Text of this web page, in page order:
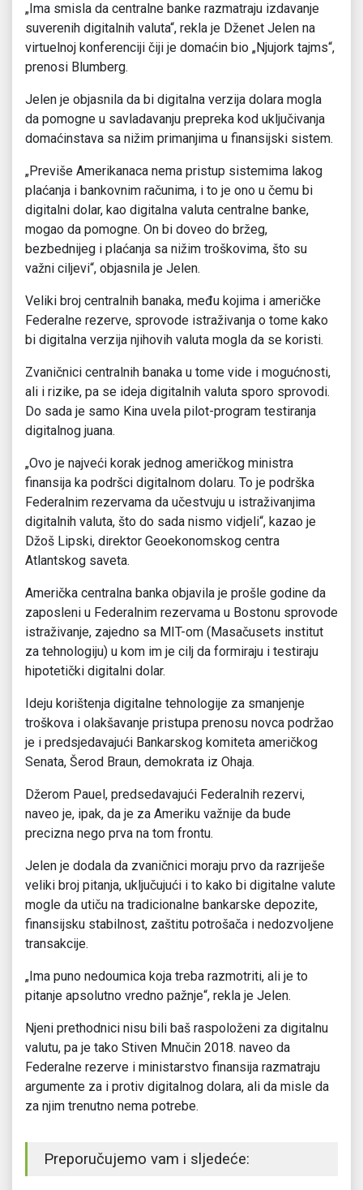
„Ima smisla da centralne banke razmatraju izdavanje
suverenih digitalnih valuta“, rekla je Dženet Jelen na
virtuelnoj konferenciji čiji je domaćin bio „Njujork tajms“,
prenosi Blumberg.
Jelen je objasnila da bi digitalna verzija dolara mogla
da pomogne u savladavanju prepreka kod uključivanja
domaćinstava sa nižim primanjima u finansijski sistem.
„Previše Amerikanaca nema pristup sistemima lakog
plaćanja i bankovnim računima, i to je ono u čemu bi
digitalni dolar, kao digitalna valuta centralne banke,
mogao da pomogne. On bi doveo do bržeg,
bezbednijeg i plaćanja sa nižim troškovima, što su
važni ciljevi“, objasnila je Jelen.
Veliki broj centralnih banaka, među kojima i američke
Federalne rezerve, sprovode istraživanja o tome kako
bi digitalna verzija njihovih valuta mogla da se koristi.
Zvaničnici centralnih banaka u tome vide i mogućnosti,
ali i rizike, pa se ideja digitalnih valuta sporo sprovodi.
Do sada je samo Kina uvela pilot-program testiranja
digitalnog juana.
„Ovo je najveći korak jednog američkog ministra
finansija ka podršci digitalnom dolaru. To je podrška
Federalnim rezervama da učestvuju u istraživanjima
digitalnih valuta, što do sada nismo vidjeli“, kazao je
Džoš Lipski, direktor Geoekonomskog centra
Atlantskog saveta.
Američka centralna banka objavila je prošle godine da
zaposleni u Federalnim rezervama u Bostonu sprovode
istraživanje, zajedno sa MIT-om (Masačusets institut
za tehnologiju) u kom im je cilj da formiraju i testiraju
hipotetički digitalni dolar.
Ideju korištenja digitalne tehnologije za smanjenje
troškova i olakšavanje pristupa prenosu novca podržao
je i predsjedavajući Bankarskog komiteta američkog
Senata, Šerod Braun, demokrata iz Ohaja.
Džerom Pauel, predsedavajući Federalnih rezervi,
naveo je, ipak, da je za Ameriku važnije da bude
precizna nego prva na tom frontu.
Jelen je dodala da zvaničnici moraju prvo da razriješe
veliki broj pitanja, uključujući i to kako bi digitalne valute
mogle da utiču na tradicionalne bankarske depozite,
finansijsku stabilnost, zaštitu potrošača i nedozvoljene
transakcije.
„Ima puno nedoumica koja treba razmotriti, ali je to
pitanje apsolutno vredno pažnje“, rekla je Jelen.
Njeni prethodnici nisu bili baš raspoloženi za digitalnu
valutu, pa je tako Stiven Mnučin 2018. naveo da
Federalne rezerve i ministarstvo finansija razmatraju
argumente za i protiv digitalnog dolara, ali da misle da
za njim trenutno nema potrebe.
Preporučujemo vam i sljedeće: